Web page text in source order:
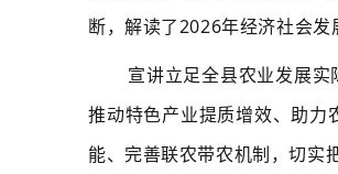
断，解读了2026年经济社会发
宣讲立足全县农业发展
推动特色产业提质增效、助力
能、完善联农带农机制，切实